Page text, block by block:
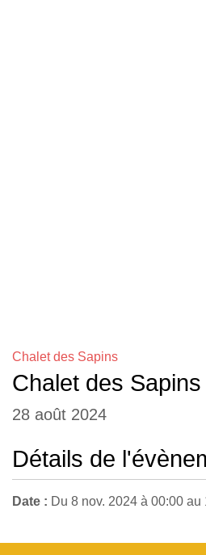
Chalet des Sapins
Chalet des
28 août 2024
Détails de
Date : Du 8 nov. 2024 à 00:00 au